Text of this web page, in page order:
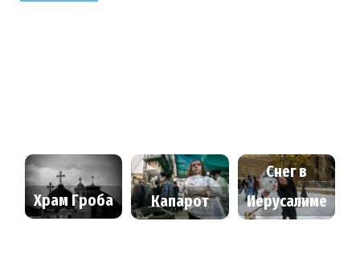
Храм Гроба Капарот
Снег в
Иерусалиме